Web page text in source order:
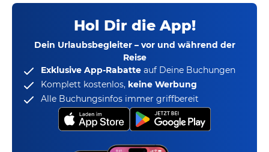
Hol Dir die App!
Dein Urlaubsbegleiter – vor und während der
Reise
Exklusive App-Rabatte auf Deine Buchungen
Komplett kostenlos, keine Werbung
Alle Buchungsinfos immer griffbereit